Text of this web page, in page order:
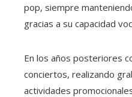
pop, siempre
gracias a su capacidad
En los años posteriores
conciertos, realizando
actividades